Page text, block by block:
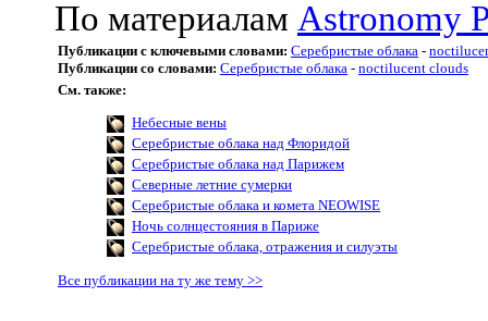
По материалам Astronomy
Публикации с ключевыми словами: Серебристые облака -
Публикации со словами: Серебристые облака - noctilucent clouds
См. также:
Небесные вены
Серебристые облака над Флоридой
Серебристые облака над Парижем
Северные летние сумерки
Серебристые облака и комета NEOWISE
Ночь солнцестояния в Париже
Серебристые облака, отражения и силуэты
Все публикации на ту же тему >>